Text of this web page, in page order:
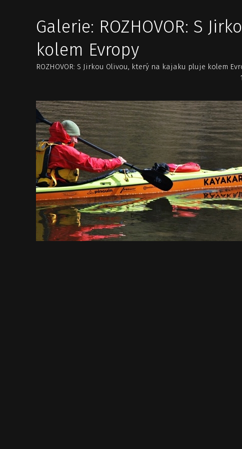
Galerie: ROZHOVOR: S
kolem Evropy
ROZHOVOR: S Jirkou Olivou, který na kajaku pluje kolem